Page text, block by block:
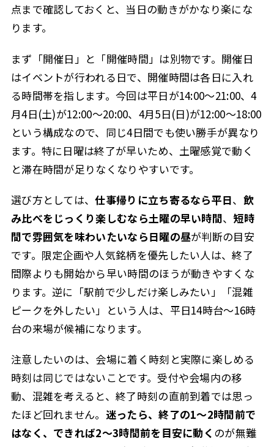
点まで確認しておくと、当日の動きがかなり楽にな
ります。
まず「開催日」と「開催時間」は別物です。開催日
はイベントが行われる日で、開催時間は各日に入れ
る時間帯を指します。今回は平日が14:00〜21:00、4
月4日(土)が12:00〜20:00、4月5日(日)が12:00〜18:00
という構成なので、同じ4日間でも使い勝手が異なり
ます。特に日曜は終了が早いため、土曜感覚で動く
と滞在時間が足りなくなりやすいです。
選び方としては、仕事帰りに立ち寄るなら平日、 飲
み比べをじっくり楽しむなら土曜の早い時間、 短時
間で雰囲気を味わいたいなら日曜の昼が判断の目安
です。限定企画や人気銘柄を優先したい人は、終了
間際よりも開始から早い時間のほうが動きやすくな
ります。逆に「駅前で少しだけ楽しみたい」「混雑
ピークを外したい」という人は、平日14時台〜16時
台の来場が候補になります。
注意したいのは、会場に着く時刻と実際に楽しめる
時刻は同じではないことです。受付や会場内の移
動、混雑を考えると、終了時刻の直前到着では思っ
たほど回れません。 迷ったら、終了の1〜2時間前で
はなく、できれば2〜3時間前を目安に動く のが無難